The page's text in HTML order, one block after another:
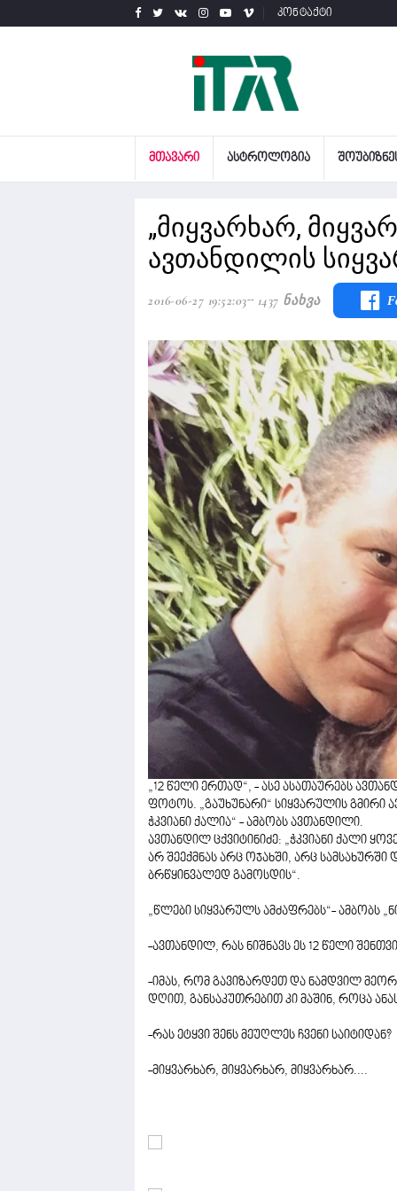
კონტაქტი
ᲛᲗᲐᲕᲐᲠᲘ ᲐᲡᲢᲠᲝᲚᲝᲒᲘᲐ
„მიყვარხარ,
ავთანდილის
2016-06-27 19:52:03 1437 Ნახვა
„12 წელი ერთად“, - ასე ასათაურებს
ფოტოს. „გაუხუნარი“ სიყვარულის
ჭკვიანი ქალია“ - ამბობს ავთანდილი.
ავთანდილ ცქვიტინიძე: „ჭკვიანი ქალი
არ შეექმნას არც ოჯახში, არც
ბრწყინვალედ გამოსდის“.
„წლები სიყვარულს ამძაფრებს“- ამბობს
-ავთანდილ, რას ნიშნავს ეს 12 წელი
-იმას, რომ გავიზარდეთ და ნამდვილ
დღით, განსაკუთრებით კი მაშინ, როცა
-რას ეტყვი შენს მეუღლეს ჩვენი საიტიდან?
-მიყვარხარ, მიყვარხარ, მიყვარხარ....